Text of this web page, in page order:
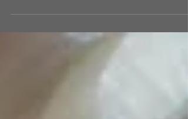
que photographe viticole en Provence.